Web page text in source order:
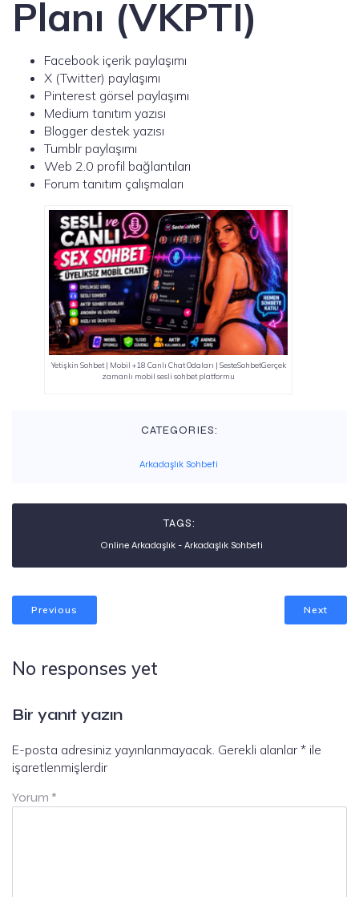
Planı (VKPTI)
Facebook içerik paylaşımı
X (Twitter) paylaşımı
Pinterest görsel paylaşımı
Medium tanıtım yazısı
Blogger destek yazısı
Tumblr paylaşımı
Web 2.0 profil bağlantıları
Forum tanıtım çalışmaları
Yetişkin Sohbet | Mobil +18 Canlı Chat Odaları | SesteSohbetGerçek
zamanlı mobil sesli sohbet platformu
CATEGORIES:
Arkadaşlık Sohbeti
TAGS:
Online Arkadaşlık - Arkadaşlık Sohbeti
Previous Next
No responses yet
Bir yanıt yazın
E-posta adresiniz yayınlanmayacak. Gerekli alanlar* ile
işaretlenmişlerdir
Yorum *